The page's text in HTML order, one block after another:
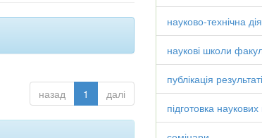
назад 1 далі
науково-технічна
наукові школи
публікація
підготовка наукових